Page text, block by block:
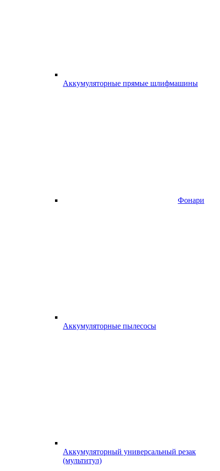
Аккумуляторные прямые шлифмашины
Фонари
Аккумуляторные пылесосы
Аккумуляторный универсальный резак
(мультитул)